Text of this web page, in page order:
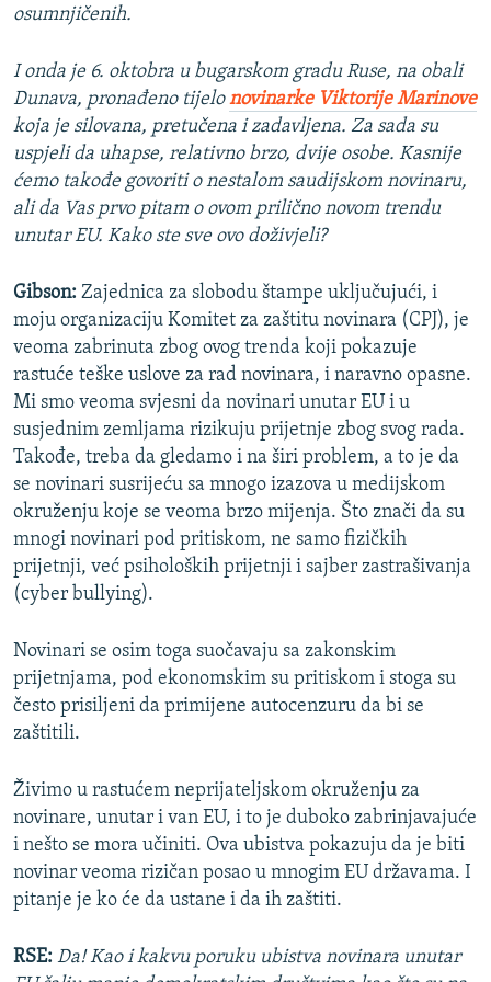
osumnjičenih.
I onda je 6. oktobra u bugarskom gradu Ruse, na obali
Dunava, pronađeno tijelonovinarke Viktorije Marinove
koja je silovana, pretučena i zadavljena. Za sada su
uspjeli da uhapse, relativno brzo, dvije osobe. Kasnije
ćemo takođe govoriti o nestalom saudijskom novinaru,
ali da Vas prvo pitam o ovom prilično novom trendu
unutar EU. Kako ste sve ovo doživjeli?
Gibson: Zajednica za slobodu štampe uključujući, i
moju organizaciju Komitet za zaštitu novinara (CPJ), je
veoma zabrinuta zbog ovog trenda koji pokazuje
rastuće teške uslove za rad novinara, i naravno opasne.
Mi smo veoma svjesni da novinari unutar EU i u
susjednim zemljama rizikuju prijetnje zbog svog rada.
Takođe, treba da gledamo i na širi problem, a to je da
se novinari susrijeću sa mnogo izazova u medijskom
okruženju koje se veoma brzo mijenja. Što znači da su
mnogi novinari pod pritiskom, ne samo fizičkih
prijetnji, već psiholoških prijetnji i sajber zastrašivanja
(cyber bullying).
Novinari se osim toga suočavaju sa zakonskim
prijetnjama, pod ekonomskim su pritiskom i stoga su
često prisiljeni da primijene autocenzuru da bi se
zaštitili.
Živimo u rastućem neprijateljskom okruženju za
novinare, unutar i van EU, i to je duboko zabrinjavajuće
i nešto se mora učiniti. Ova ubistva pokazuju da je biti
novinar veoma rizičan posao u mnogim EU državama. I
pitanje je ko će da ustane i da ih zaštiti.
RSE: Da! Kao i kakvu poruku ubistva novinara unutar